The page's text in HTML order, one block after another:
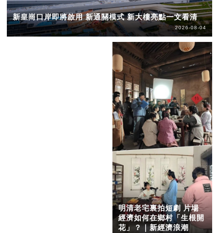
新皇崗口岸即將啟用 新通關模式 新大樓亮點一文看清
2026-08-04
明清老宅裏拍短劇 片場
經濟如何在鄉村「生根開
花」？｜新經濟浪潮